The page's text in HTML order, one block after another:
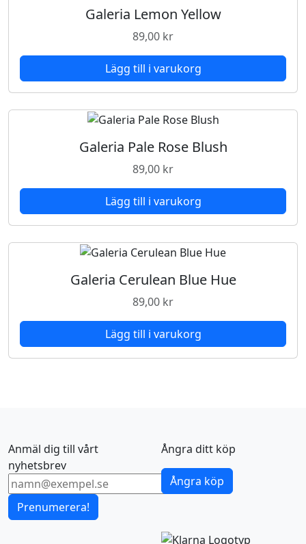
Galeria Lemon Yellow
89,00 kr
Lägg till i varukorg
Galeria Pale Rose Blush
89,00 kr
Lägg till i varukorg
Galeria Cerulean Blue Hue
89,00 kr
Lägg till i varukorg
Anmäl dig till vårt
nyhetsbrev
Prenumerera!
Ångra ditt köp
Ångra köp